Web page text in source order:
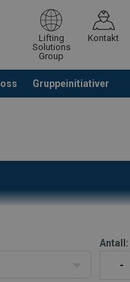
Lifting
Solutions
Group
Kontakt
Gruppeinitiativer
etter produkter
Antall: